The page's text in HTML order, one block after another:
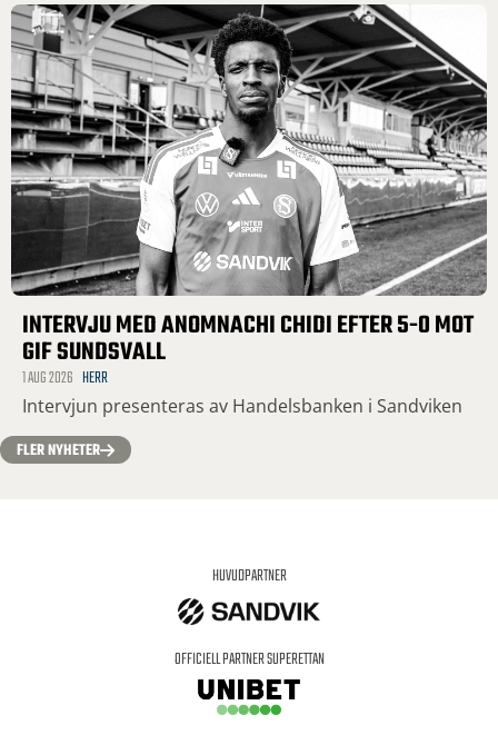
INTERVJU MED ANOMNACHI CHIDI EFTER 5-0 MOT
GIF SUNDSVALL
1 AUG 2026 HERR
Intervjun presenteras av Handelsbanken i Sandviken
FLER NYHETER
HUVUDPARTNER
OFFICIELL PARTNER SUPERETTAN